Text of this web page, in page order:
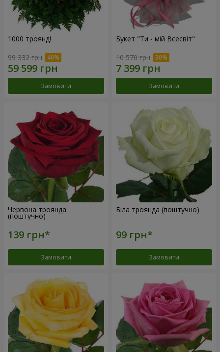
1000 троянд!
99 332 грн
Замовити
Букет "Ти - мій Всесвіт"
10 570 грн
Замовити
Червона троянда
(поштучно)
Замовити
Біла троянда (поштучно)
Замовити